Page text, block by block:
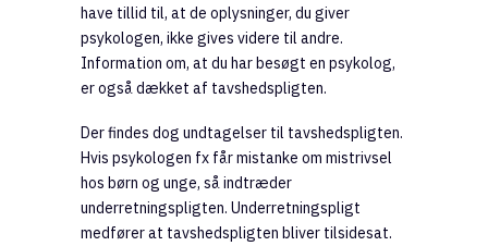
have tillid til, at de oplysninger, du giver
psykologen, ikke gives videre til andre.
Information om, at du har besøgt en psykolog,
er også dækket af tavshedspligten.
Der findes dog undtagelser til tavshedspligten.
Hvis psykologen fx får mistanke om mistrivsel
hos børn og unge, så indtræder
underretningspligten. Underretningspligt
medfører at tavshedspligten bliver tilsidesat.